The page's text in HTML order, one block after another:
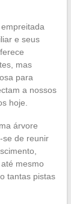
e seus
mas
para
a nossos
hoje.
árvore
se de reunir
mesmo
tantas pistas